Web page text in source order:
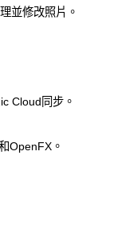
並修改照片。
Cloud同步。
OpenFX。